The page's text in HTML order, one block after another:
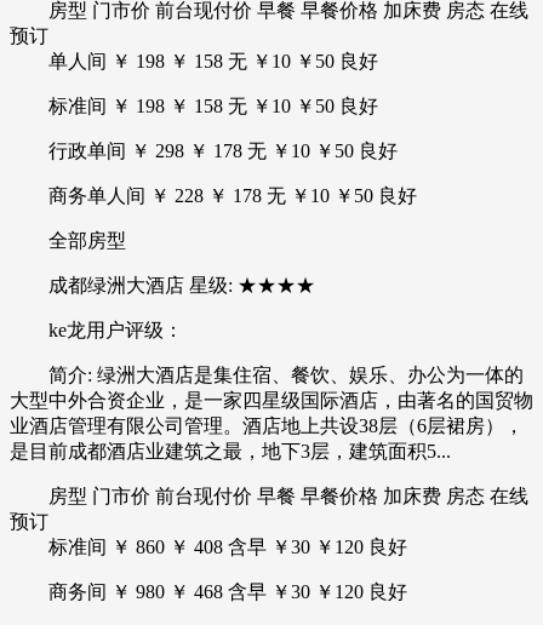
房型 门市价 前台现付价 早餐 早餐价格 加床费 房态 在线
预订
单人间 ￥ 198 ￥ 158 无 ￥10 ￥50 良好
标准间 ￥ 198 ￥ 158 无 ￥10 ￥50 良好
行政单间 ￥ 298 ￥ 178 无 ￥10 ￥50 良好
商务单人间 ￥ 228 ￥ 178 无 ￥10 ￥50 良好
全部房型
成都绿洲大酒店 星级: ★★★★
ke龙用户评级：
简介: 绿洲大酒店是集住宿、餐饮、娱乐、办公为一体的
大型中外合资企业，是一家四星级国际酒店，由著名的国贸物
业酒店管理有限公司管理。酒店地上共设38层（6层裙房），
是目前成都酒店业建筑之最，地下3层，建筑面积5...
房型 门市价 前台现付价 早餐 早餐价格 加床费 房态 在线
预订
标准间 ￥ 860 ￥ 408 含早 ￥30 ￥120 良好
商务间 ￥ 980 ￥ 468 含早 ￥30 ￥120 良好